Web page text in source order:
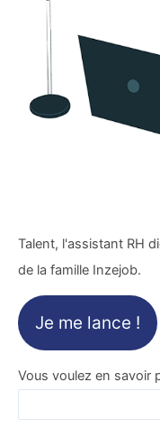
Talent, l'assistant RH
de la famille Inzejob.
Je me lance !
Vous voulez en savoir